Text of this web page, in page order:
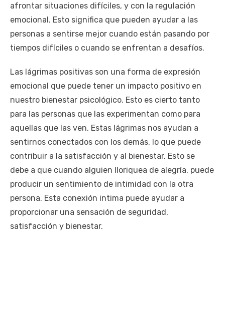
afrontar situaciones difíciles, y con la regulación
emocional. Esto significa que pueden ayudar a las
personas a sentirse mejor cuando están pasando por
tiempos difíciles o cuando se enfrentan a desafíos.
Las lágrimas positivas son una forma de expresión
emocional que puede tener un impacto positivo en
nuestro bienestar psicológico. Esto es cierto tanto
para las personas que las experimentan como para
aquellas que las ven. Estas lágrimas nos ayudan a
sentirnos conectados con los demás, lo que puede
contribuir a la satisfacción y al bienestar. Esto se
debe a que cuando alguien lloriquea de alegría, puede
producir un sentimiento de intimidad con la otra
persona. Esta conexión intima puede ayudar a
proporcionar una sensación de seguridad,
satisfacción y bienestar.